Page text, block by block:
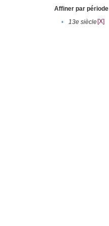
Affiner par période
•
13e siècle[X]